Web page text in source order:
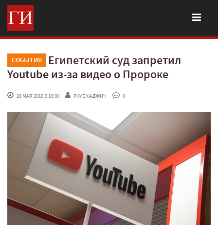
СОБЫТИЯ
Египетский суд запретил
Youtube из-за видео о Пророке
28 МАЯ'2018 В 10:00 ЯКУБ ХАДЖИЧ 0